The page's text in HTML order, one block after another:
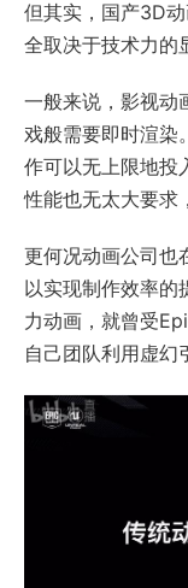
但其实，国产3D
全取决于技术力的
一般来说，影视动
戏般需要即时渲染
作可以无上限地投
性能也无太大要求
更何况动画公司也
以实现制作效率的
力动画，就曾受
自己团队利用虚幻